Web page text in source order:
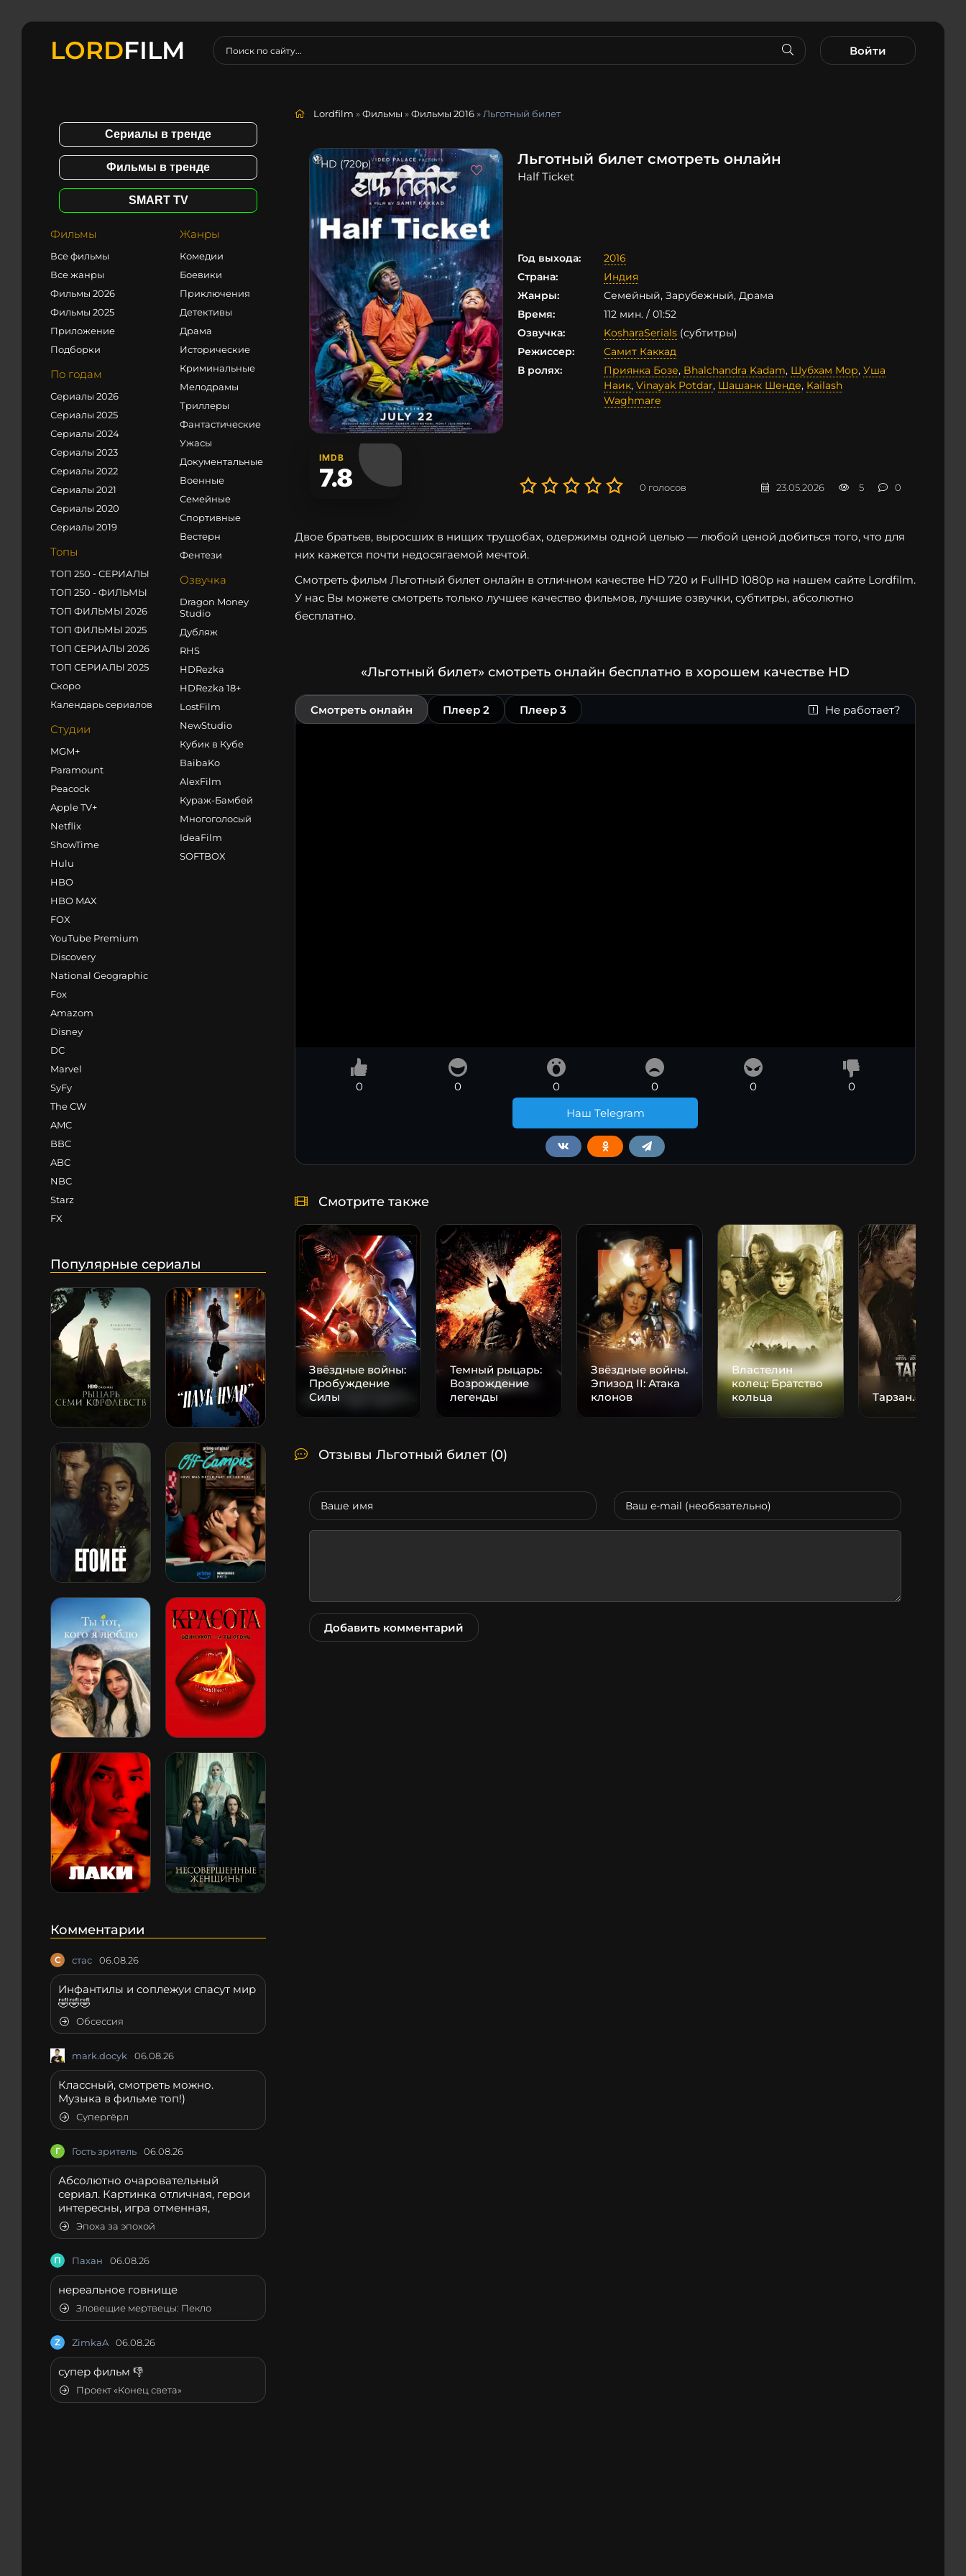
LORDFILM Войти
Сериалы в тренде
Фильмы в тренде
SMART TV
Фильмы
Все фильмы
Все жанры
Фильмы 2026
Фильмы 2025
Приложение
Подборки
По годам
Сериалы 2026
Сериалы 2025
Сериалы 2024
Сериалы 2023
Сериалы 2022
Сериалы 2021
Сериалы 2020
Сериалы 2019
Топы
ТОП 250 - СЕРИАЛЫ
ТОП 250 - ФИЛЬМЫ
ТОП ФИЛЬМЫ 2026
ТОП ФИЛЬМЫ 2025
ТОП СЕРИАЛЫ 2026
ТОП СЕРИАЛЫ 2025
Скоро
Календарь сериалов
Студии
MGM+
Paramount
Peacock
Apple TV+
Netflix
ShowTime
Hulu
HBO
HBO MAX
FOX
YouTube Premium
Discovery
National Geographic
Fox
Amazom
Disney
DC
Marvel
SyFy
The CW
AMC
BBC
ABC
NBC
Starz
FX
Жанры
Комедии
Боевики
Приключения
Детективы
Драма
Исторические
Криминальные
Мелодрамы
Триллеры
Фантастические
Ужасы
Документальные
Военные
Семейные
Спортивные
Вестерн
Фентези
Озвучка
Dragon Money
Studio
Дубляж
RHS
HDRezka
HDRezka 18+
LostFilm
NewStudio
Кубик в Кубе
BaibaKo
AlexFilm
Кураж-Бамбей
Многоголосый
IdeaFilm
SOFTBOX
Популярные сериалы
Комментарии
С стас 06.08.26
Инфантилы и соплежуи спасут мир
🤣🤣🤣
Обсессия
mark.docyk 06.08.26
Классный, смотреть можно.
Музыка в фильме топ!)
Супергёрл
Г Гость зритель 06.08.26
Абсолютно очаровательный
сериал. Картинка отличная, герои
интересны, игра отменная,
Эпоха за эпохой
П Пахан 06.08.26
нереальное говнище
Зловещие мертвецы: Пекло
Z ZimkaA 06.08.26
супер фильм 👎
Проект «Конец света»
Lordfilm »Фильмы »Фильмы 2016» Льготный билет
HD (720p)
IMDB
7.8
Льготный билет смотреть онлайн
Half Ticket
Год выхода:
2016
Страна:
Индия
Жанры:
Семейный, Зарубежный, Драма
Время:
112 мин. / 01:52
Озвучка:
KosharaSerials (субтитры)
Режиссер:
Самит Каккад
В ролях:
Приянка Бозе, Bhalchandra Kadam, Шубхам Мор, Уша
Наик, Vinayak Potdar, Шашанк Шенде, Kailash
Waghmare
0 голосов 23.05.2026 5 0
Двое братьев, выросших в нищих трущобах, одержимы одной целью — любой ценой добиться того, что для
них кажется почти недосягаемой мечтой.
Смотреть фильм Льготный билет онлайн в отличном качестве HD 720 и FullHD 1080p на нашем сайте Lordfilm.
У нас Вы можете смотреть только лучшее качество фильмов, лучшие озвучки, субтитры, абсолютно
бесплатно.
«Льготный билет» смотреть онлайн бесплатно в хорошем качестве HD
Смотреть онлайн Плеер 2 Плеер 3 Не работает?
0 0 0 0 0
0
Наш Telegram
Смотрите также
Звёздные войны:
Пробуждение
Силы
Темный рыцарь:
Возрождение
легенды
Звёздные войны.
Эпизод II: Атака
клонов
Властелин
колец: Братство
кольца
Тарзан. Легенда
Отзывы Льготный билет (0)
Добавить комментарий